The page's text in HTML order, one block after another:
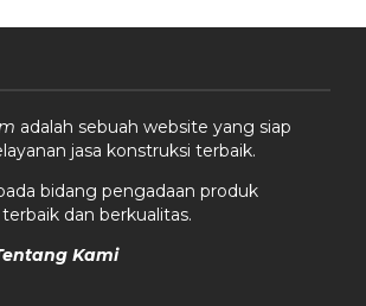
adalah sebuah website yang siap
jasa konstruksi terbaik.
bidang pengadaan produk
dan berkualitas.
Kami